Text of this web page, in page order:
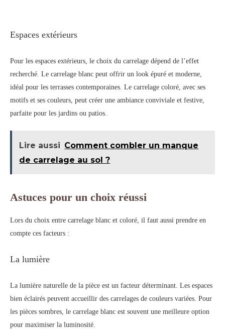
Espaces extérieurs
Pour les espaces extérieurs, le choix du carrelage dépend de l’effet
recherché. Le carrelage blanc peut offrir un look épuré et moderne,
idéal pour les terrasses contemporaines. Le carrelage coloré, avec ses
motifs et ses couleurs, peut créer une ambiance conviviale et festive,
parfaite pour les jardins ou patios.
Lire aussi Comment combler un manque
de carrelage au sol ?
Astuces pour un choix réussi
Lors du choix entre carrelage blanc et coloré, il faut aussi prendre en
compte ces facteurs :
La lumière
La lumière naturelle de la pièce est un facteur déterminant. Les espaces
bien éclairés peuvent accueillir des carrelages de couleurs variées. Pour
les pièces sombres, le carrelage blanc est souvent une meilleure option
pour maximiser la luminosité.